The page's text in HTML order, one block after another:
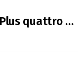
40 2.0 tdi mhev 12V S line Plus quattro s-tronic